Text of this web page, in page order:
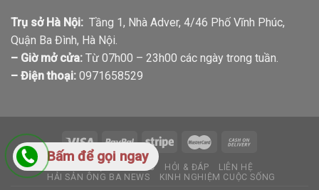
Trụ sở Hà Nội: Tầng 1, Nhà Adver, 4/46 Phố Vĩnh Phúc,
Quận Ba Đình, Hà Nội.
– Giờ mở cửa: Từ 07h00 – 23h00 các ngày trong tuần.
– Điện thoại: 0971658529
GIỚI THIỆU TIN TỨC HỎI & ĐÁP
LIÊN HỆ
HẢI SẢN ÔNG BA NEWS
KINH NGHIỆM CUỘC SỐNG
Bấm để gọi ngay